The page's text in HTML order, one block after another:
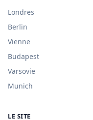
Londres
Berlin
Vienne
Budapest
Varsovie
Munich
LE SITE